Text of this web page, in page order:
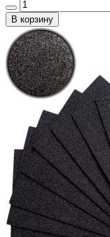
В корзину